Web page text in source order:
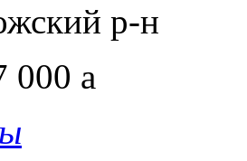
р-н
000 a